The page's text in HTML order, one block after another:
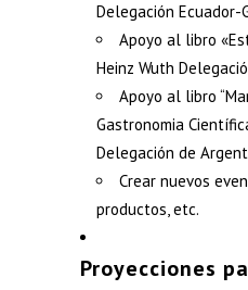
Delegación Ecuador-
Apoyo al libro
Heinz Wuth
Apoyo al libro
Gastronomia
Delegación de
Crear nuevos
productos, etc.
Proyecciones